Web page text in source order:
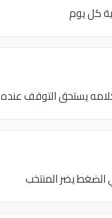
كل يوم
يستحق التوقف عنده
الضغط يضر المنتخب